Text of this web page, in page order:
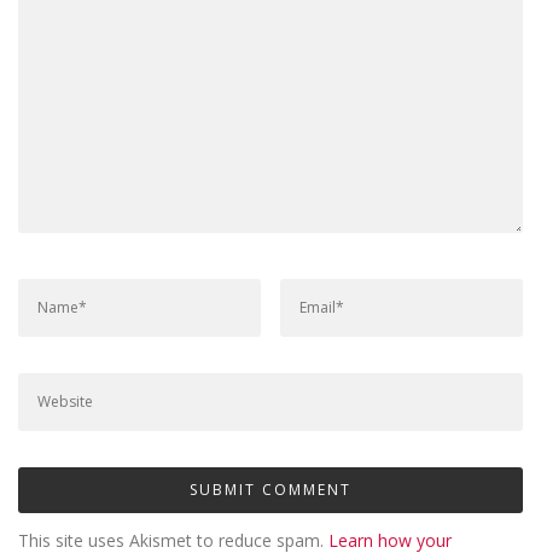
This site uses Akismet to reduce spam. Learn how your